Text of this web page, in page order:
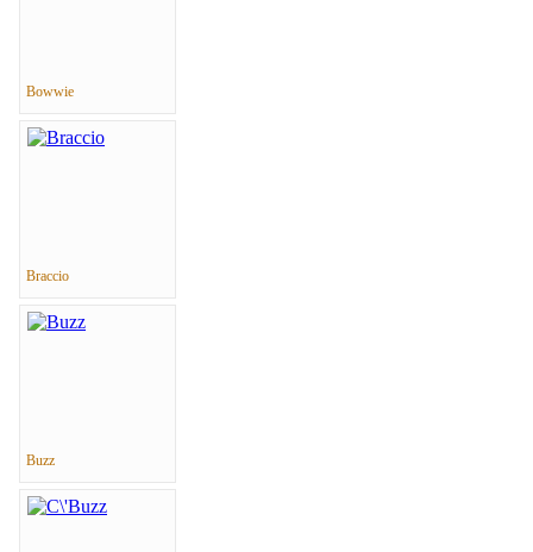
Bowwie
Braccio
Buzz